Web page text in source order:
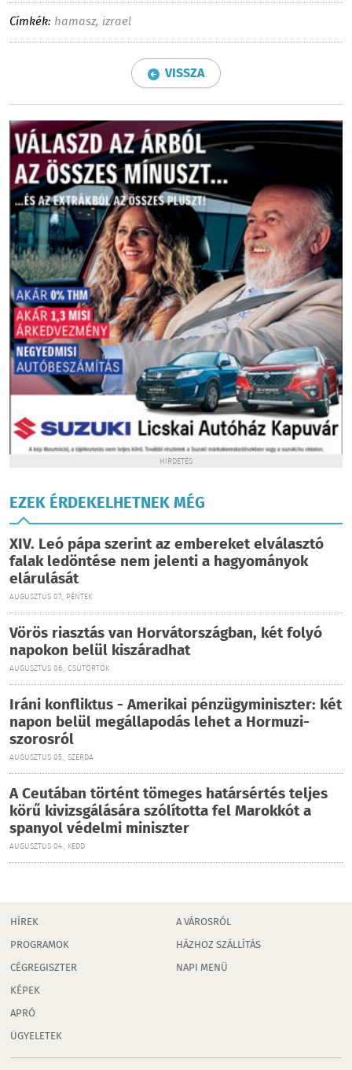
Címkék: hamasz, izrael
VISSZA
HIRDETÉS
EZEK ÉRDEKELHETNEK MÉG
XIV. Leó pápa szerint az embereket elválasztó
falak ledöntése nem jelenti a hagyományok
elárulását
AUGUSZTUS 07., PÉNTEK
Vörös riasztás van Horvátországban, két folyó
napokon belül kiszáradhat
AUGUSZTUS 06., CSÜTÖRTÖK
Iráni konfliktus - Amerikai pénzügyminiszter: két
napon belül megállapodás lehet a Hormuzi-
szorosról
AUGUSZTUS 05., SZERDA
A Ceutában történt tömeges határsértés teljes
körű kivizsgálására szólította fel Marokkót a
spanyol védelmi miniszter
AUGUSZTUS 04., KEDD
HÍREK
PROGRAMOK
CÉGREGISZTER
KÉPEK
APRÓ
ÜGYELETEK
A VÁROSRÓL
HÁZHOZ SZÁLLÍTÁS
NAPI MENÜ